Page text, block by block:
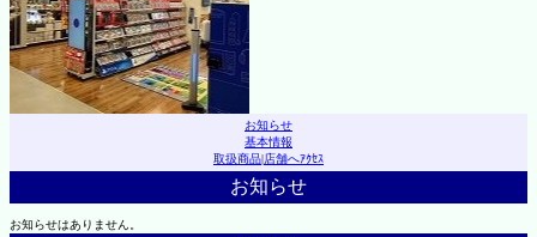
お知らせ
基本情報
取扱商品|店舗へｱｸｾｽ
お知らせ
お知らせはありません。